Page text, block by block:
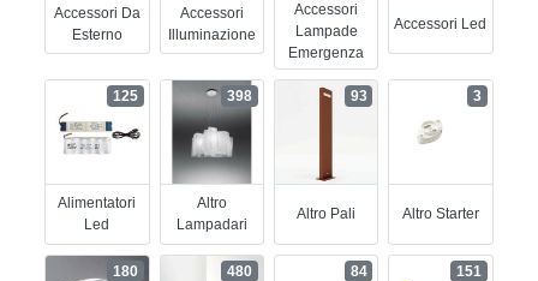
Accessori Da
Esterno
Accessori
Illuminazione
Accessori
Lampade
Emergenza
Accessori Led
Alimentatori
Led
125
Altro
Lampadari
398
Altro Pali
93
Altro Starter
3
180 480 84 151